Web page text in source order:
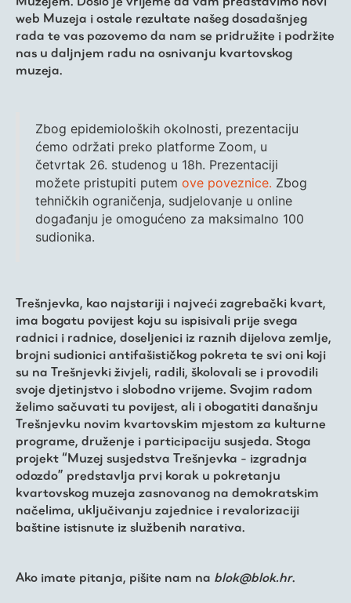
O nama
web Muzeja i ostale rezultate našeg dosadašnjeg
rada te vas pozovemo da nam se pridružite i podržite
nas u daljnjem radu na osnivanju kvartovskog
muzeja.
Zbog epidemioloških okolnosti, prezentaciju
ćemo održati preko platforme Zoom, u
četvrtak 26. studenog u 18h. Prezentaciji
možete pristupiti putem ove poveznice. Zbog
tehničkih ograničenja, sudjelovanje u online
događanju je omogućeno za maksimalno 100
sudionika.
Trešnjevka, kao najstariji i najveći zagrebački kvart,
ima bogatu povijest koju su ispisivali prije svega
radnici i radnice, doseljenici iz raznih dijelova zemlje,
brojni sudionici antifašističkog pokreta te svi oni koji
su na Trešnjevki živjeli, radili, školovali se i provodili
svoje djetinjstvo i slobodno vrijeme. Svojim radom
želimo sačuvati tu povijest, ali i obogatiti današnju
Trešnjevku novim kvartovskim mjestom za kulturne
programe, druženje i participaciju susjeda. Stoga
projekt “Muzej susjedstva Trešnjevka - izgradnja
odozdo” predstavlja prvi korak u pokretanju
kvartovskog muzeja zasnovanog na demokratskim
načelima, uključivanju zajednice i revalorizaciji
baštine istisnute iz službenih narativa.
Ako imate pitanja, pišite nam na blok@blok.hr.